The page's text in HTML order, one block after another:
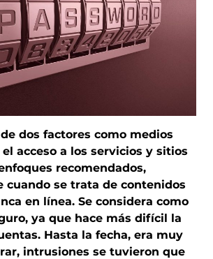
dos factores como medios
acceso a los servicios y sitios
recomendados,
cuando se trata de contenidos
en línea. Se considera como
ya que hace más difícil la
Hasta la fecha, era muy
intrusiones se tuvieron que